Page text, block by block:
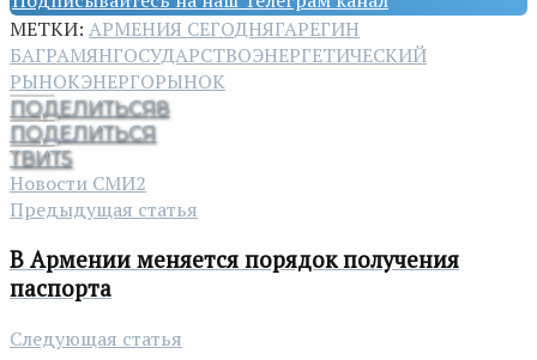
МЕТКИ: АРМЕНИЯ СЕГОДНЯГАРЕГИН
БАГРАМЯНГОСУДАРСТВОЭНЕРГЕТИЧЕСКИЙ
РЫНОКЭНЕРГОРЫНОК
ПОДЕЛИТЬСЯ8
ПОДЕЛИТЬСЯ
ТВИТ5
Новости СМИ2
Предыдущая статья
В Армении меняется порядок получения
паспорта
Следующая статья